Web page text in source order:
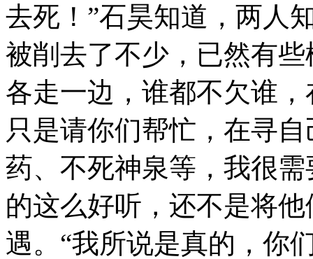
去死！”石昊知道，两人
被削去了不少，已然有
各走一边，谁都不欠谁
只是请你们帮忙，在寻
药、不死神泉等，我很
的这么好听，还不是将
遇。“我所说是真的，你